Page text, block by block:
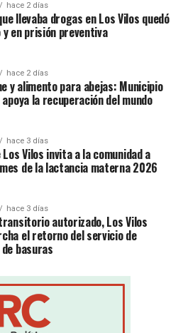
hace 2 días
llevaba drogas en Los Vilos quedó
en prisión preventiva
hace 2 días
y alimento para abejas: Municipio
apoya la recuperación del mundo
hace 3 días
Vilos invita a la comunidad a
de la lactancia materna 2026
hace 3 días
autorizado, Los Vilos
el retorno del servicio de
basuras